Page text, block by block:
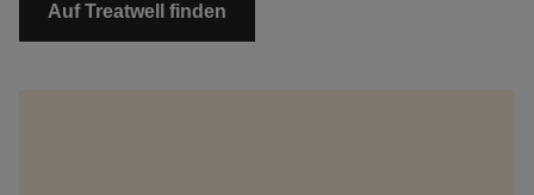
Auf Treatwell finden